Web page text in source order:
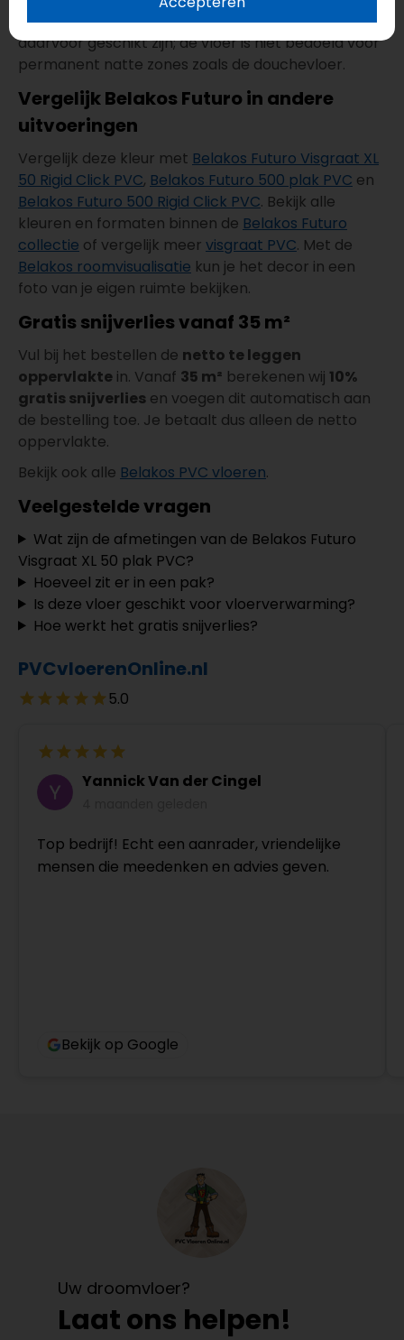
toegepast wanneer de ondergrond en verlijming
daarvoor geschikt zijn; de vloer is niet bedoeld voor
permanent natte zones zoals de douchevloer.
Vergelijk Belakos Futuro in andere
uitvoeringen
Vergelijk deze kleur met Belakos Futuro Visgraat XL
50 Rigid Click PVC, Belakos Futuro 500 plak PVC en
Belakos Futuro 500 Rigid Click PVC. Bekijk alle
kleuren en formaten binnen de Belakos Futuro
collectie of vergelijk meer visgraat PVC. Met de
Belakos roomvisualisatie kun je het decor in een
foto van je eigen ruimte bekijken.
Gratis snijverlies vanaf 35 m²
Vul bij het bestellen de netto te leggen
oppervlakte in. Vanaf 35 m² berekenen wij 10%
gratis snijverlies en voegen dit automatisch aan
de bestelling toe. Je betaalt dus alleen de netto
oppervlakte.
Bekijk ook alle Belakos PVC vloeren.
Veelgestelde vragen
Wat zijn de afmetingen van de Belakos Futuro
Visgraat XL 50 plak PVC?
Hoeveel zit er in een pak?
Is deze vloer geschikt voor vloerverwarming?
Hoe werkt het gratis snijverlies?
PVCvloerenOnline.nl
5.0
Yannick Van der Cingel
Top bedrijf! Echt een aanrader, vriendelijke
mensen die meedenken en advies geven.
Bekijk op Google
Uw droomvloer?
Laat ons helpen!